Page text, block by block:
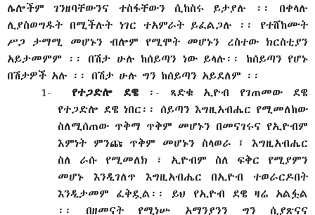
ሌሎችም ገንዘባቸውንና ተስፋቸውን ሲከስሩ ይታያሉ ፡፡ በቀላሉ
ሊያስወግዱት በሚችሉት ነገር ተአምራት ይፈልጋሉ ፡፡ የተሸከሙት
ሥጋ ታማሚ መሆኑን ብሎም የሚሞት መሆኑን ረስተው ክርስቲያን
አይታመምም ፡፡ በሽታ ሁሉ ከሰይጣን ነው ይላሉ፡፡ ከሰይጣን የሆኑ
በሽታዎች አሉ ፡፡ በሽታ ሁሉ ግን ከሰይጣን አይደለም ፡፡
1- የተጋድሎ ደዌ
፡- ጻድቁ ኢዮብ የገጠመው ደዌ
የተጋድሎ ደዌ ነበር፡፡ ሰይጣን እግዚአብሔር የሚመለከው
ስለሚሰጠው ጥቅማ ጥቅም መሆኑን በመናገሩና የኢዮብም
እምነት ምንጩ ጥቅም መሆኑን ስላወራ ፤ እግዚአብሔር
ስለ ራሱ የሚመለክ ፣ ኢዮብም ስለ ፍቅር የሚያምን
መሆኑ እንዲገለጥ እግዚአብሔር በኢዮብ ተወራርዶበት
እንዲታመም ፈቅዷል፡፡ ይህ የኢዮብ ደዌ ዛሬ አልፏል
፡፡ በዘመናት የሚነሡ አማንያንን ግን ሲያጽናና